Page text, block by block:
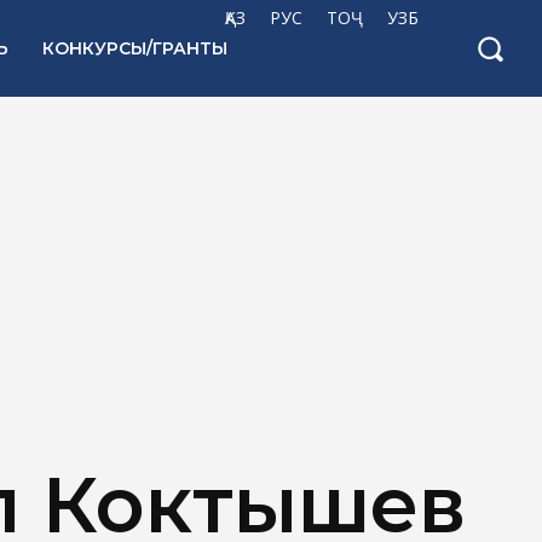
ҚАЗ РУС ТОҶ УЗБ
КОНКУРСЫ/ГРАНТЫ
Коктышев